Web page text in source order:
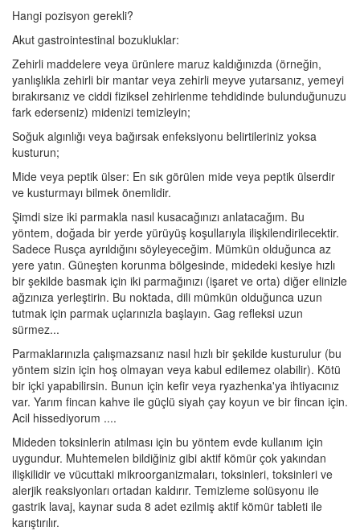
Hangi pozisyon gerekli?
Akut gastrointestinal bozukluklar:
Zehirli maddelere veya ürünlere maruz kaldığınızda (örneğin,
yanlışlıkla zehirli bir mantar veya zehirli meyve yutarsanız, yemeyi
bırakırsanız ve ciddi fiziksel zehirlenme tehdidinde bulunduğunuzu
fark ederseniz) midenizi temizleyin;
Soğuk algınlığı veya bağırsak enfeksiyonu belirtileriniz yoksa
kusturun;
Mide veya peptik ülser: En sık görülen mide veya peptik ülserdir
ve kusturmayı bilmek önemlidir.
Şimdi size iki parmakla nasıl kusacağınızı anlatacağım. Bu
yöntem, doğada bir yerde yürüyüş koşullarıyla ilişkilendirilecektir.
Sadece Rusça ayrıldığını söyleyeceğim. Mümkün olduğunca az
yere yatın. Güneşten korunma bölgesinde, midedeki kesiye hızlı
bir şekilde basmak için iki parmağınızı (işaret ve orta) diğer elinizle
ağzınıza yerleştirin. Bu noktada, dili mümkün olduğunca uzun
tutmak için parmak uçlarınızla başlayın. Gag refleksi uzun
sürmez...
Parmaklarınızla çalışmazsanız nasıl hızlı bir şekilde kusturulur (bu
yöntem sizin için hoş olmayan veya kabul edilemez olabilir). Kötü
bir içki yapabilirsin. Bunun için kefir veya ryazhenka'ya ihtiyacınız
var. Yarım fincan kahve ile güçlü siyah çay koyun ve bir fincan için.
Acil hissediyorum ....
Mideden toksinlerin atılması için bu yöntem evde kullanım için
uygundur. Muhtemelen bildiğiniz gibi aktif kömür çok yakından
ilişkilidir ve vücuttaki mikroorganizmaları, toksinleri, toksinleri ve
alerjik reaksiyonları ortadan kaldırır. Temizleme solüsyonu ile
gastrik lavaj, kaynar suda 8 adet ezilmiş aktif kömür tableti ile
karıştırılır.